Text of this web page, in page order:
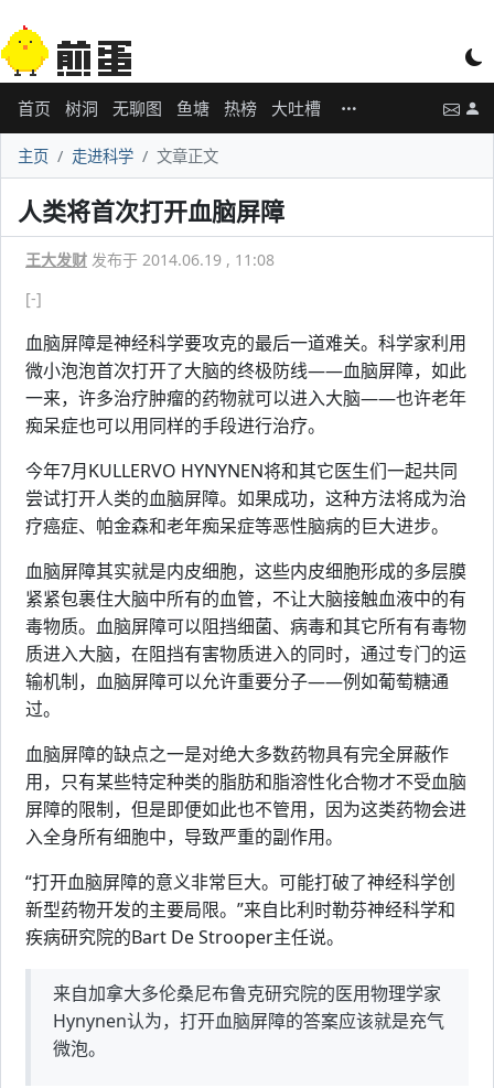
首页 树洞 无聊图 鱼塘 热榜 大吐槽
主页 走进科学 文章正文
人类将首次打开血脑屏障
王大发财 发布于 2014.06.19 , 11:08
[-]
血脑屏障是神经科学要攻克的最后一道难关。科学家利用
微小泡泡首次打开了大脑的终极防线——血脑屏障，如此
一来，许多治疗肿瘤的药物就可以进入大脑——也许老年
痴呆症也可以用同样的手段进行治疗。
今年7月KULLERVO HYNYNEN将和其它医生们一起共同
尝试打开人类的血脑屏障。如果成功，这种方法将成为治
疗癌症、帕金森和老年痴呆症等恶性脑病的巨大进步。
血脑屏障其实就是内皮细胞，这些内皮细胞形成的多层膜
紧紧包裹住大脑中所有的血管，不让大脑接触血液中的有
毒物质。血脑屏障可以阻挡细菌、病毒和其它所有有毒物
质进入大脑，在阻挡有害物质进入的同时，通过专门的运
输机制，血脑屏障可以允许重要分子——例如葡萄糖通
过。
血脑屏障的缺点之一是对绝大多数药物具有完全屏蔽作
用，只有某些特定种类的脂肪和脂溶性化合物才不受血脑
屏障的限制，但是即便如此也不管用，因为这类药物会进
入全身所有细胞中，导致严重的副作用。
“打开血脑屏障的意义非常巨大。可能打破了神经科学创
新型药物开发的主要局限。”来自比利时勒芬神经科学和
疾病研究院的Bart De Strooper主任说。
来自加拿大多伦桑尼布鲁克研究院的医用物理学家
Hynynen认为，打开血脑屏障的答案应该就是充气
微泡。